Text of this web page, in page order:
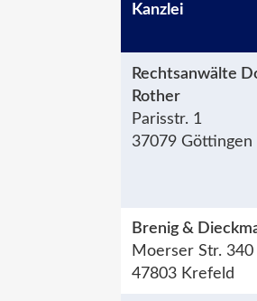
Kanzlei
Rechtsanwälte
Rother
Parisstr. 1
37079 Göttingen
Brenig &
Moerser Str. 340
47803 Krefeld